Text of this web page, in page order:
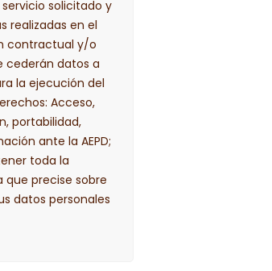
solicitado y
realizadas en el
contractual y/o
cederán datos a
la ejecución del
Acceso,
portabilidad,
ante la AEPD;
toda la
precise sobre
datos personales